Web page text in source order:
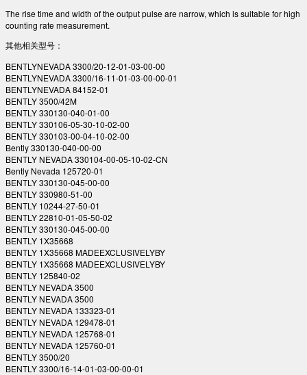
The rise time and width of the output pulse are narrow, which is suitable for high
counting rate measurement.
其他相关型号：
BENTLYNEVADA 3300/20-12-01-03-00-00
BENTLYNEVADA 3300/16-11-01-03-00-00-01
BENTLYNEVADA 84152-01
BENTLY 3500/42M
BENTLY 330130-040-01-00
BENTLY 330106-05-30-10-02-00
BENTLY 330103-00-04-10-02-00
Bently 330130-040-00-00
BENTLY NEVADA 330104-00-05-10-02-CN
Bently Nevada 125720-01
BENTLY 330130-045-00-00
BENTLY 330980-51-00
BENTLY 10244-27-50-01
BENTLY 22810-01-05-50-02
BENTLY 330130-045-00-00
BENTLY 1X35668
BENTLY 1X35668 MADEEXCLUSIVELYBY
BENTLY 1X35668 MADEEXCLUSIVELYBY
BENTLY 125840-02
BENTLY NEVADA 3500
BENTLY NEVADA 3500
BENTLY NEVADA 133323-01
BENTLY NEVADA 129478-01
BENTLY NEVADA 125768-01
BENTLY NEVADA 125760-01
BENTLY 3500/20
BENTLY 3300/16-14-01-03-00-00-01